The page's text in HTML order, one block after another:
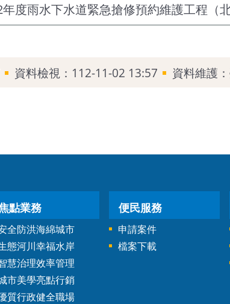
年度雨水下水道緊急搶修預約維護工程（
資料檢視：112-11-02 13:57 資料維護
點業務
全防洪海綿城市
態河川幸福水岸
慧治理效率管理
市美學亮點行銷
質行政健全職場
便民服務
申請案件
檔案下載